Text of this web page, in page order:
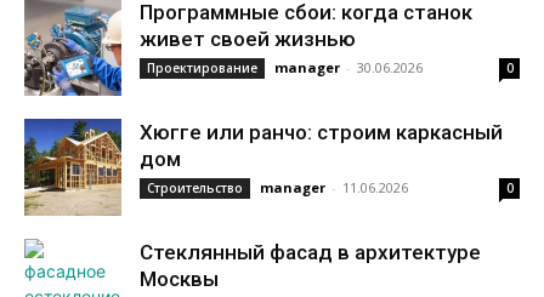
Программные сбои: когда станок
живет своей жизнью
Проектирование manager - 30.06.2026 0
Хюгге или ранчо: строим каркасный
дом
Строительство manager - 11.06.2026 0
Стеклянный фасад в архитектуре
Москвы